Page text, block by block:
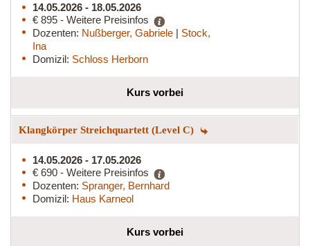
14.05.2026 - 18.05.2026
€ 895 - Weitere Preisinfos
Dozenten: Nußberger, Gabriele | Stock,
Ina
Domizil: Schloss Herborn
Kurs vorbei
Klangkörper Streichquartett (Level C)
14.05.2026 - 17.05.2026
€ 690 - Weitere Preisinfos
Dozenten: Spranger, Bernhard
Domizil: Haus Karneol
Kurs vorbei